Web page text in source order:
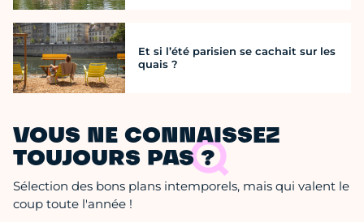
Et si l’été parisien se cachait sur les
quais ?
VOUS NE CONNAISSEZ
TOUJOURS PAS ?
Sélection des bons plans intemporels, mais qui valent le
coup toute l'année !